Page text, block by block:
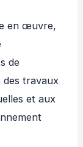
en œuvre,
de
travaux
et aux